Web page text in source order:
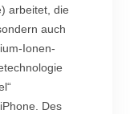
arbeitet, die
auch
Ionen-
Des